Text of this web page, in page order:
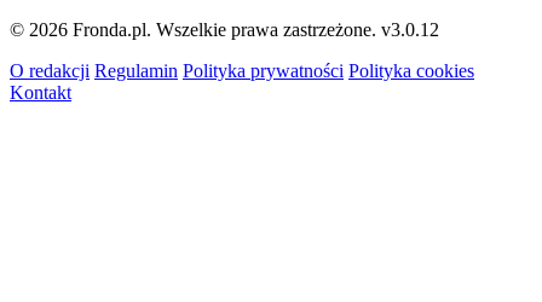
© 2026 Fronda.pl. Wszelkie prawa zastrzeżone. v3.0.12
O redakcji Regulamin Polityka prywatności Polityka cookies
Kontakt